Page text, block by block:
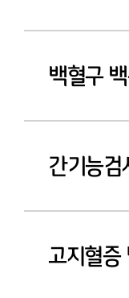
백혈구
간기능검
고지혈증